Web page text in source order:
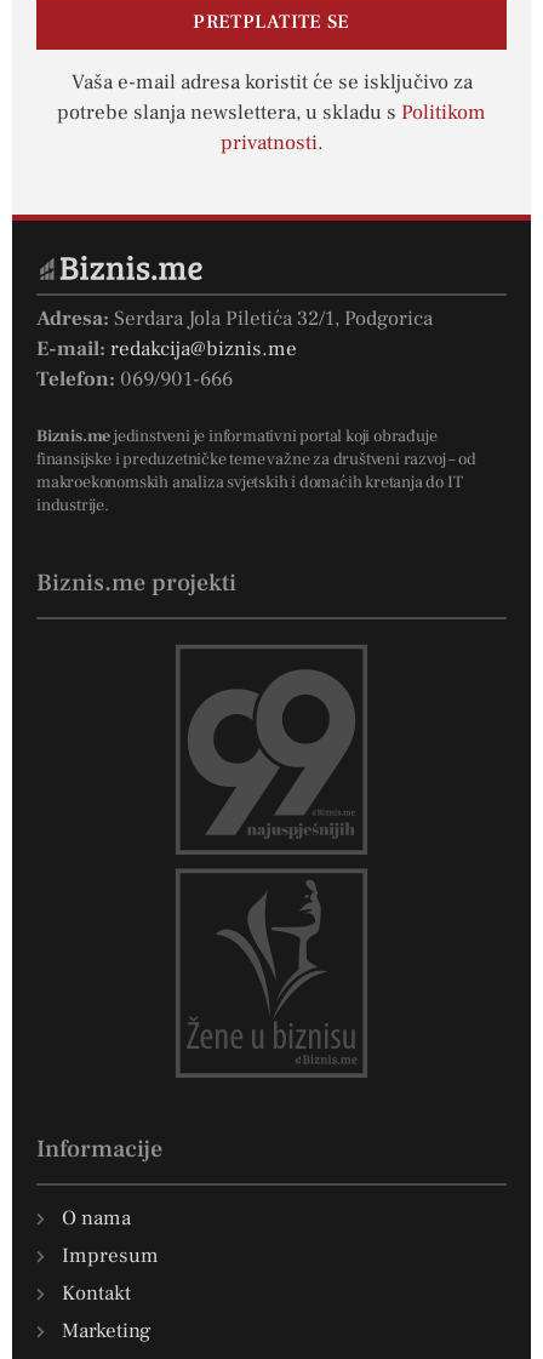
PRETPLATITE SE
Vaša e-mail adresa koristit će se isključivo za
potrebe slanja newslettera, u skladu s Politikom
privatnosti.
Adresa: Serdara Jola Piletića 32/1, Podgorica
E-mail: redakcija@biznis.me
Telefon: 069/901-666
Biznis.mejedinstveni je informativni portal koji obrađuje
finansijske i preduzetničke teme važne za društveni razvoj – od
makroekonomskih analiza svjetskih i domaćih kretanja do IT
industrije.
Biznis.me projekti
Informacije
O nama
Impresum
Kontakt
Marketing